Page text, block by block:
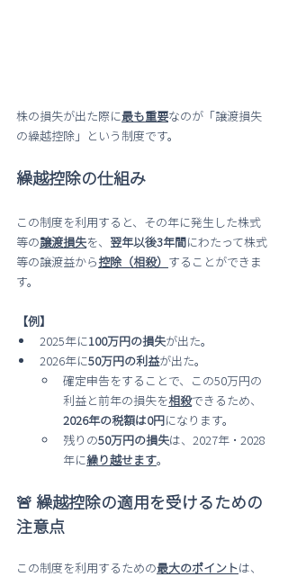
株の損失が出た際に最も重要なのが「譲渡損失
の繰越控除」という制度です。
繰越控除の仕組み
この制度を利用すると、その年に発生した株式
等の譲渡損失を、 翌年以後3年間にわたって株式
等の譲渡益から控除（相殺） することができま
す。
【例】
2025年に100万円の損失が出た。
2026年に50万円の利益が出た。
確定申告をすることで、この50万円の
利益と前年の損失を相殺できるため、
2026年の税額は0円になります。
残りの50万円の損失は、2027年・2028
年に繰り越せます。
🚨 繰越控除の適用を受けるための
注意点
この制度を利用するための最大のポイントは、